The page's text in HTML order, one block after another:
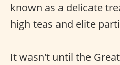
known as a delicate
high teas and elite
It wasn't until the